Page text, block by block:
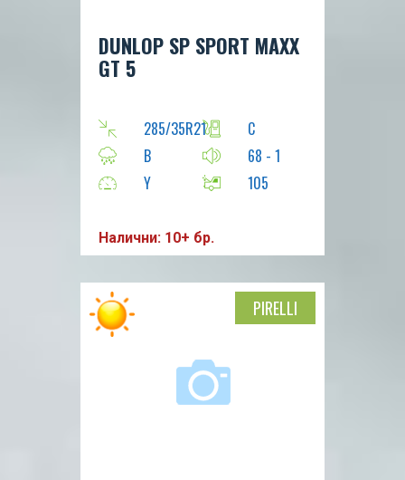
DUNLOP SP SPORT MAXX
GT 5
285/35R21
C
B
68 - 1
Y
105
Налични: 10+ бр.
PIRELLI